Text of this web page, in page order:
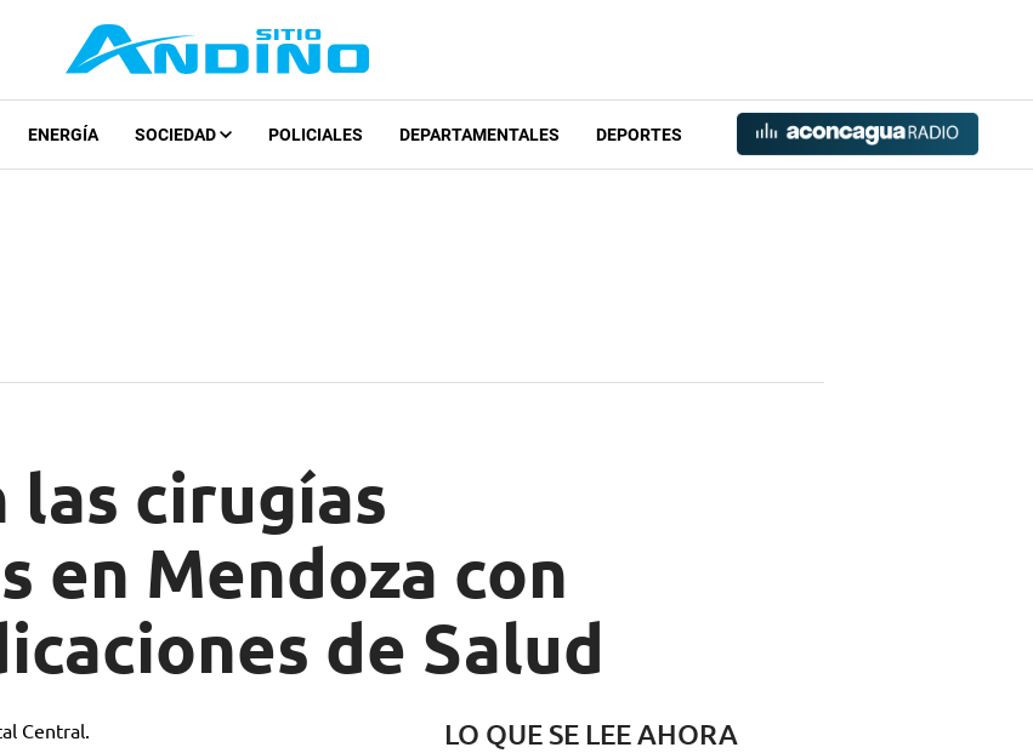
ENERGÍA SOCIEDAD POLICIALES DEPARTAMENTALES DEPORTES
las cirugías
en Mendoza con
de Salud
LO QUE SE LEE AHORA